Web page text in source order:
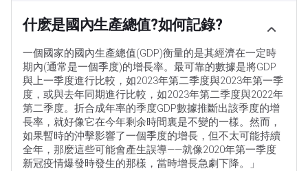
什麽是國內生產總值?如何記錄?
一個國家的國內生產總值(GDP)衡量的是其經濟在一定時
期內(通常是一個季度)的增長率。最可靠的數據是將GDP
與上一季度進行比較，如2023年第二季度與2023年第一季
度，或與去年同期進行比較，如2023年第二季度與2022年
第二季度。折合成年率的季度GDP數據推斷出該季度的增
長率，就好像它在今年剩余時間裏是不變的一樣。然而，
如果暫時的沖擊影響了一個季度的增長，但不太可能持續
全年，那麽這些可能會產生誤導——就像2020年第一季度
新冠疫情爆發時發生的那樣，當時增長急劇下降。」